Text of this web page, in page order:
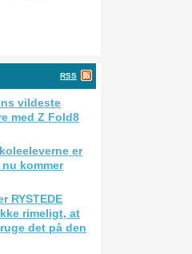
RSS
vildeste
med Z Fold8
er
kommer
RYSTEDE
rimeligt, at
det på den